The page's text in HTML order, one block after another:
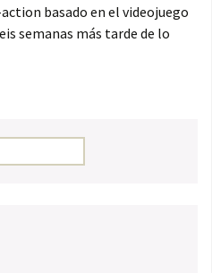
basado en el videojuego
semanas más tarde de lo